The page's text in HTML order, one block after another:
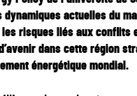
actuelles du
les risques liés aux conflits
dans cette région
énergétique mondial.